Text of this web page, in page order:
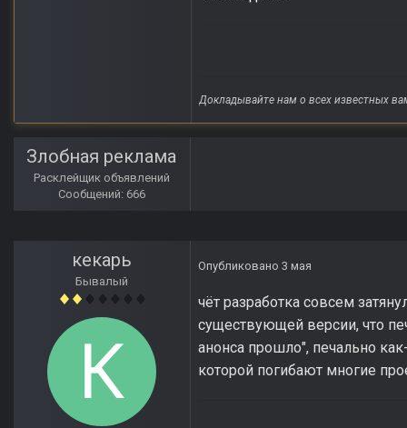
Докладывайте нам о всех известных
Злобная реклама
Расклейщик объявлений
Сообщений: 666
кекарь
Бывалый
Опубликовано 3 мая
чёт разработка совсем
существующей версии, что
анонса прошло", печально
которой погибают многие